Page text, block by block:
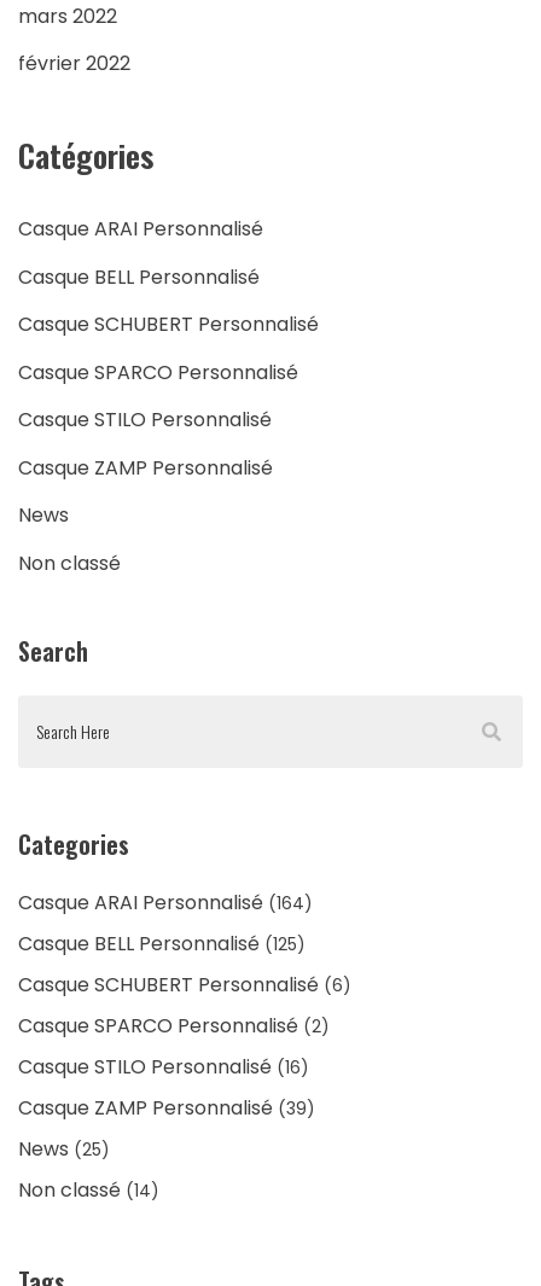
mars 2022
février 2022
Catégories
Casque ARAI Personnalisé
Casque BELL Personnalisé
Casque SCHUBERT Personnalisé
Casque SPARCO Personnalisé
Casque STILO Personnalisé
Casque ZAMP Personnalisé
News
Non classé
Search
Categories
Casque ARAI Personnalisé (164)
Casque BELL Personnalisé (125)
Casque SCHUBERT Personnalisé (6)
Casque SPARCO Personnalisé (2)
Casque STILO Personnalisé (16)
Casque ZAMP Personnalisé (39)
News (25)
Non classé (14)